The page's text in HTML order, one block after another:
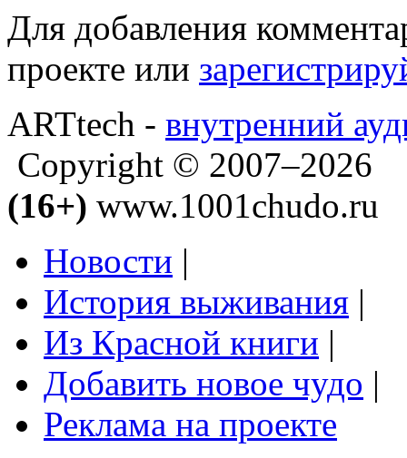
Для добавления
проекте или
ARTtech - внутренний
Copyright © 2007–2026
(16+) www.1001chudo.ru
Новости |
История выживания |
Из Красной книги |
Добавить новое чудо |
Реклама на проекте